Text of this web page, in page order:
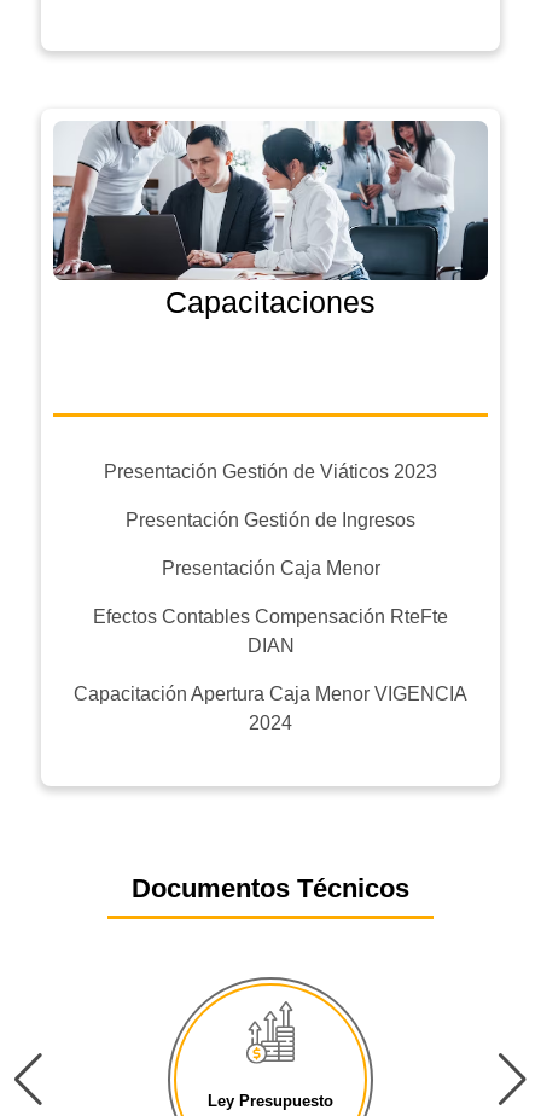
Capacitaciones
Presentación Gestión de Viáticos 2023
Presentación Gestión de Ingresos
Presentación Caja Menor
Efectos Contables Compensación RteFte
DIAN
Capacitación Apertura Caja Menor VIGENCIA
2024
Documentos Técnicos
Ley Presupuesto